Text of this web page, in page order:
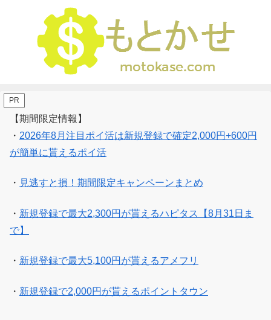
PR
【期間限定情報】
・ 2026年8月注目ポイ活は新規登録で確定2,000円+600円
が簡単に貰えるポイ活
・ 見逃すと損！期間限定キャンペーンまとめ
・ 新規登録で最大2,300円が貰えるハピタス【8月31日ま
で】
・ 新規登録で最大5,100円が貰えるアメフリ
・ 新規登録で2,000円が貰えるポイントタウン